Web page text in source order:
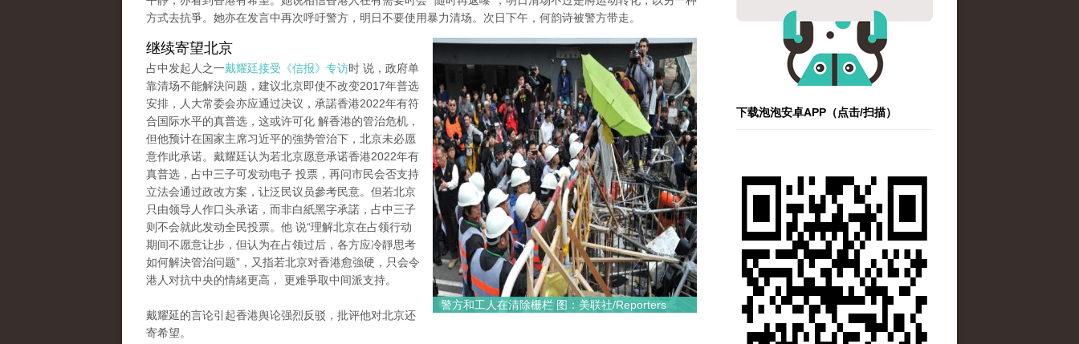
方式去抗爭。她亦在发言中再次呼吁警方，明日不要使用暴力清场。次日下午，何韵诗被警方带走。
警方和工人在清除栅栏 图：美联社/Reporters
继续寄望北京
占中发起人之一戴耀廷接受《信报》专访时 说，政府单
靠清场不能解決问题，建议北京即使不改变2017年普选
安排，人大常委会亦应通过决议，承諾香港2022年有符
合国际水平的真普选，这或许可化 解香港的管治危机，
但他预计在国家主席习近平的強势管治下，北京未必愿
意作此承诺。戴耀廷认为若北京愿意承诺香港2022年有
真普选，占中三子可发动电子 投票，再问市民会否支持
立法会通过政改方案，让泛民议员參考民意。但若北京
只由领导人作口头承诺，而非白紙黑字承諾，占中三子
则不会就此发动全民投票。他 说“理解北京在占领行动
期间不愿意让步，但认为在占领过后，各方应冷靜思考
如何解決管治问题”，又指若北京对香港愈強硬，只会令
港人对抗中央的情緒更高， 更难爭取中间派支持。
戴耀延的言论引起香港舆论强烈反驳，批评他对北京还
寄希望。
下载泡泡安卓APP（点击/扫描）